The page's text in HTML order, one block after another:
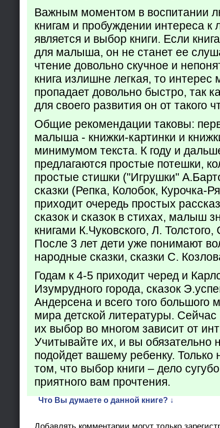
Важным моментом в воспитании
книгам и пробуждении интереса к
является и выбор книги. Если
для малыша, он не станет ее
чтение довольно скучное и
книга излишне легкая, то
пропадает довольно быстро, так
для своего развития он от такого
Общие рекомендации таковы:
малыша - книжки-картинки и
минимумом текста. К году и
предлагаются простые потешки,
простые стишки ("Игрушки"
сказки (Репка, Колобок, Курочка-
приходит очередь простых
сказок и сказок в стихах, малыш
книгами К.Чуковского, Л.
После 3 лет дети уже понимают
народные сказки, сказки С.
Годам к 4-5 приходит черед и
Изумрудного города, сказок
Андерсена и всего того большого
мира детской литературы. Сейчас
их выбор во многом зависит от
Учитывайте их, и вы обязательно
подойдет вашему ребенку. Только
том, что выбор книги – дело
приятного вам прочтения.
Что Вы думаете о данной книге? ↓
Добавлять комментарии могут только